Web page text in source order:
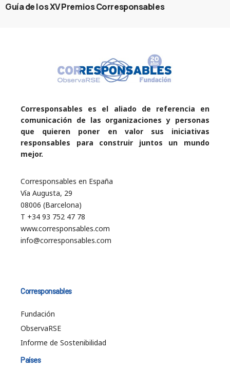
Guía de los XV Premios Corresponsables
Corresponsables es el aliado de referencia en
comunicación de las organizaciones y personas
que quieren poner en valor sus iniciativas
responsables para construir juntos un mundo
mejor.
Corresponsables en España
Vía Augusta, 29
08006 (Barcelona)
T +34 93 752 47 78
www.corresponsables.com
info@corresponsables.com
Corresponsables
Fundación
ObservaRSE
Informe de Sostenibilidad
Países